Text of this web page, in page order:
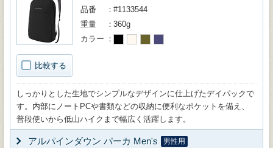
比較する
品番
#1133544
重量
360g
カラー
しっかりとした生地でシンプルなデザインに仕上げたデイパックで
す。内部にノートPCや書類などの収納に便利なポケットを備え、
普段使いから低山ハイクまで幅広く活躍します。
アルパインダウン パーカ Men's 男性用